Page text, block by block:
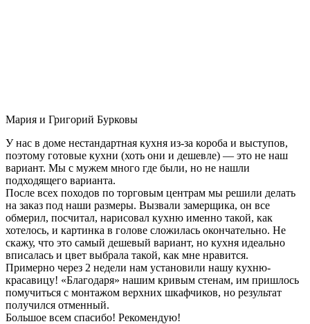
Мария и Григорий Бурковы
У нас в доме нестандартная кухня из-за короба и выступов,
поэтому готовые кухни (хоть они и дешевле) — это не наш
вариант. Мы с мужем много где были, но не нашли
подходящего варианта.
После всех походов по торговым центрам мы решили делать
на заказ под наши размеры. Вызвали замерщика, он все
обмерил, посчитал, нарисовал кухню именно такой, как
хотелось, и картинка в голове сложилась окончательно. Не
скажу, что это самый дешевый вариант, но кухня идеально
вписалась и цвет выбрала такой, как мне нравится.
Примерно через 2 недели нам установили нашу кухню-
красавицу! «Благодаря» нашим кривым стенам, им пришлось
помучиться с монтажом верхних шкафчиков, но результат
получился отменный.
Большое всем спасибо! Рекомендую!